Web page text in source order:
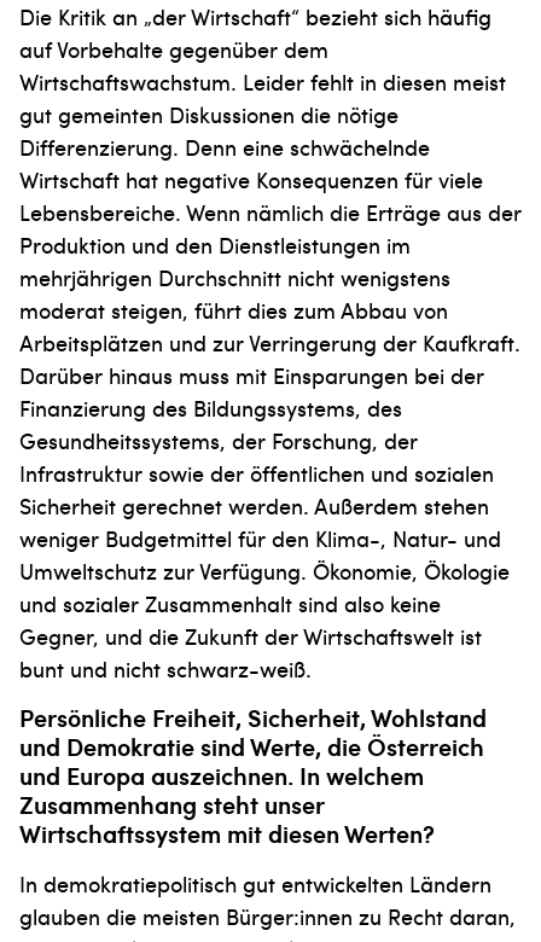
Die Kritik an „der Wirtschaft“ bezieht sich häufig
auf Vorbehalte gegenüber dem
Wirtschaftswachstum. Leider fehlt in diesen meist
gut gemeinten Diskussionen die nötige
Differenzierung. Denn eine schwächelnde
Wirtschaft hat negative Kon­sequenzen für viele
Lebensbereiche. Wenn nämlich die Erträge aus der
Produktion und den Dienstleistungen im
mehrjährigen Durchschnitt nicht wenigstens
moderat steigen, führt dies zum Abbau von
Arbeitsplätzen und zur Verringerung der Kaufkraft.
Darüber hinaus muss mit Einsparungen bei der
Finanzierung des Bildungssystems, des
Gesundheitssystems, der Forschung, der
Infrastruktur sowie der öffentlichen und sozialen
Sicherheit gerechnet werden. Außerdem stehen
weniger Budgetmittel für den Klima-, Natur- und
Umweltschutz zur Verfügung. Ökonomie, Ökologie
und sozialer Zusammenhalt sind also keine
Gegner, und die Zukunft der Wirtschaftswelt ist
bunt und nicht schwarz-weiß.
Persönliche Freiheit, Sicherheit, Wohl­stand
und Demokratie sind Werte, die Österreich
und Europa auszeichnen. In welchem
Zusammenhang steht unser
Wirtschaftssystem mit diesen Werten?
In demokratiepolitisch gut entwickelten Ländern
glauben die meisten Bürger:innen zu Recht daran,